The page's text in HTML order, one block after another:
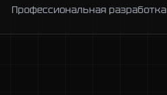
Профессиональная разработка